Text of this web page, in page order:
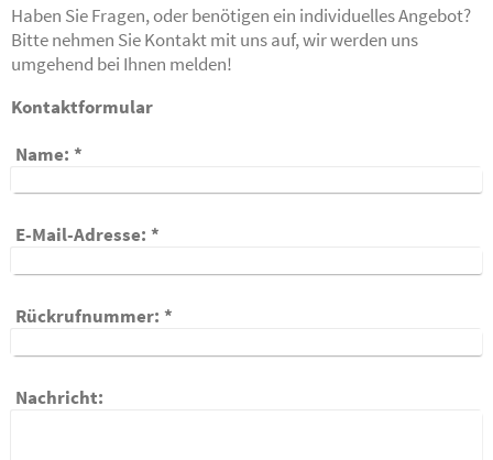
Haben Sie Fragen, oder benötigen ein individuelles Angebot?
Bitte nehmen Sie Kontakt mit uns auf, wir werden uns
umgehend bei Ihnen melden!
Kontaktformular
Name: *
E-Mail-Adresse: *
Rückrufnummer: *
Nachricht: